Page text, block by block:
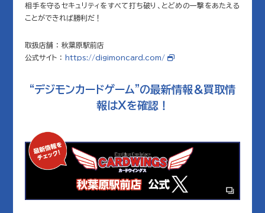
相手を守るセキュリティをすべて打ち破り、とどめの一撃をあたえる
ことができれば勝利だ！
取扱店舗 ： 秋葉原駅前店
公式サイト ：
https://digimoncard.com/
“デジモンカードゲーム”の最新情報＆買取情
報はXを確認！